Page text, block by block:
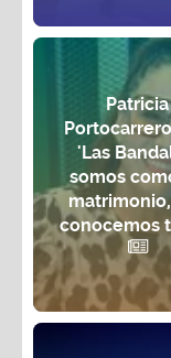
Patricia
'Las
somos
conocemos